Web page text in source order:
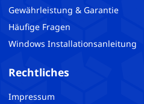
Gewährleistung & Garantie
Häufige Fragen
Windows Installationsanleitung
Rechtliches
Impressum